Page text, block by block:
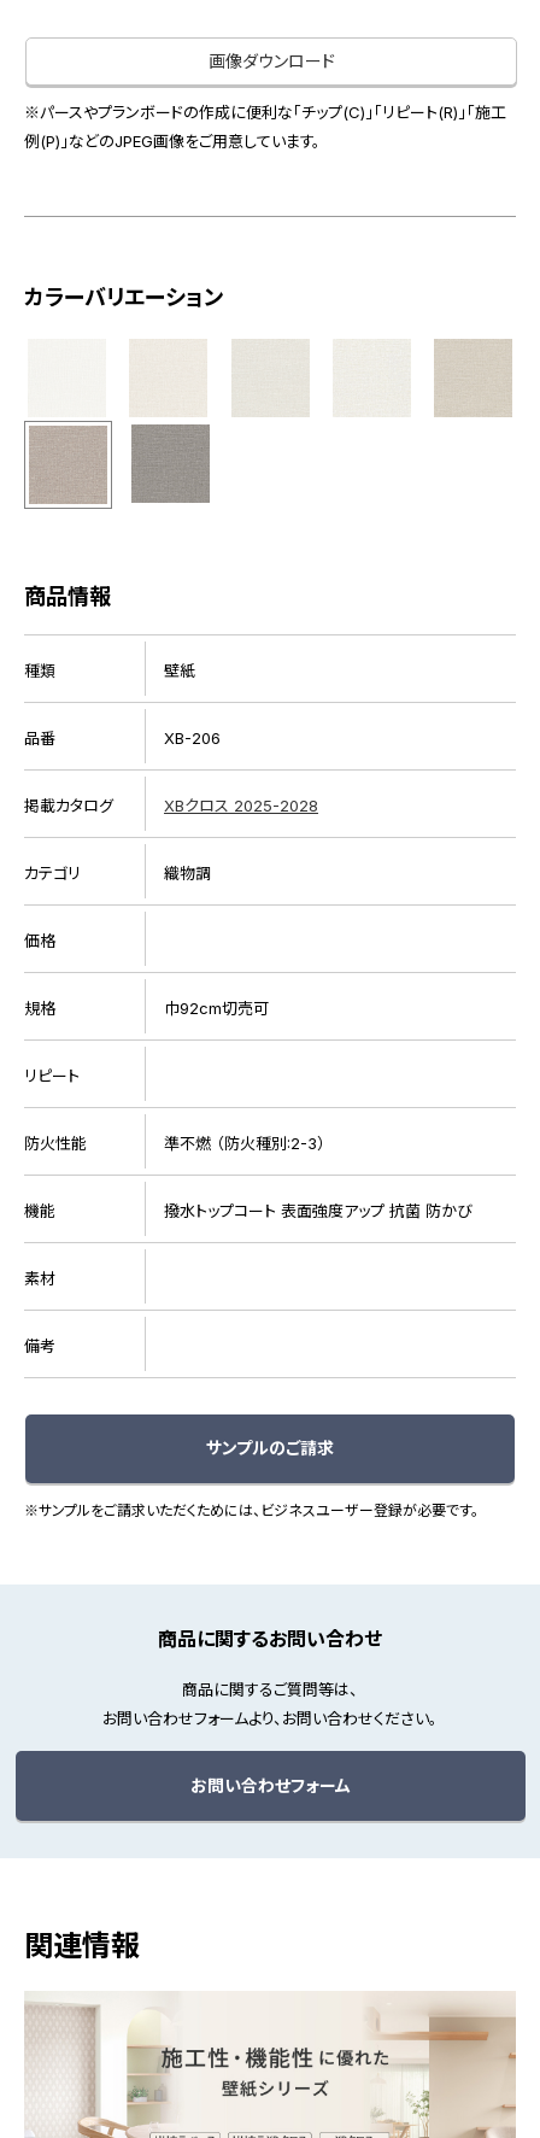
サンプル・カタログ請求／お問い合わせ（ビジネスのお客様）
スペースソリューション事業
オフィスソリューション事業
会社情報
プライバシーポリシーサイトマップ関連団体リンク集
画像ダウンロード
※パースやプランボードの作成に便利な「チップ(C)」「リピート(R)」「施工
例(P)」などのJPEG画像をご用意しています。
カラーバリエーション
商品情報
種類 壁紙
品番 XB-206
掲載カタログ XBクロス 2025-2028
カテゴリ 織物調
価格
規格 巾92cm切売可
リピート
防火性能 準不燃 （防火種別:2-3）
機能 撥水トップコート 表面強度アップ 抗菌 防かび
素材
備考
サンプルのご請求
※サンプルをご請求いただくためには、ビジネスユーザー登録が必要です。
商品に関するお問い合わせ
商品に関するご質問等は、
お問い合わせフォームより、お問い合わせください。
お問い合わせフォーム
関連情報